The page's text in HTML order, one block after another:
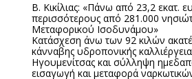
Β. Κικίλιας: «Πάνω από 23,2 εκατ.
περισσότερους από 281.000
Μεταφορικού Ισοδυνάμου»
Κατάσχεση άνω των 92 κιλών
κάνναβης υδροπονικής
Ηγουμενίτσας και σύλληψη
εισαγωγή και μεταφορά